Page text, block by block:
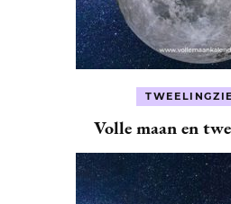
Volle maan en